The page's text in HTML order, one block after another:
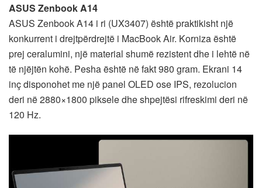
ASUS Zenbook A14
ASUS Zenbook A14 i ri (UX3407) është praktikisht një
konkurrent i drejtpërdrejtë i MacBook Air. Korniza është
prej ceralumini, një material shumë rezistent dhe i lehtë në
të njëjtën kohë. Pesha është në fakt 980 gram. Ekrani 14
inç disponohet me një panel OLED ose IPS, rezolucion
deri në 2880×1800 piksele dhe shpejtësi rifreskimi deri në
120 Hz.